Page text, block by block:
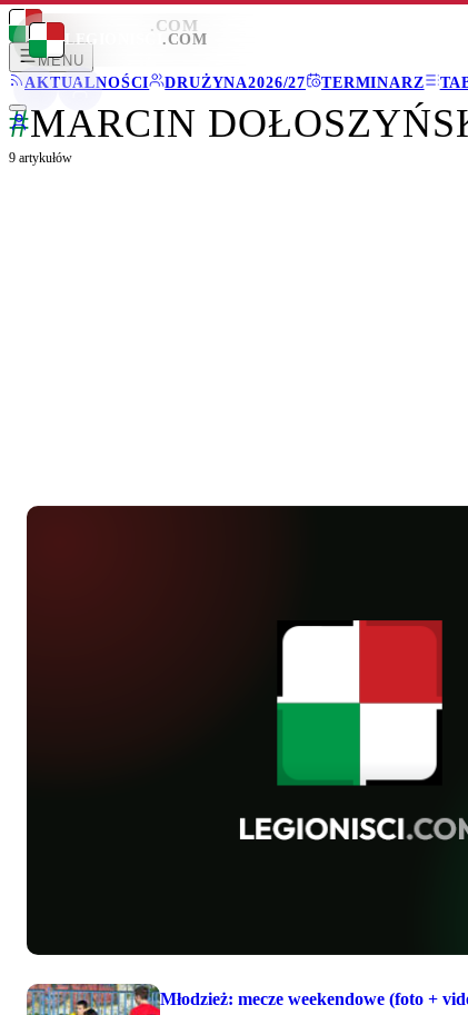
LEGIONISCI .COM
MENU
AKTUALNOŚCI
DRUŻYNA2026/27 TERMINARZ
LEGIONISCI .COM
#MARCIN
9 artykułów
Młodzież: mecze weekendowe (foto +